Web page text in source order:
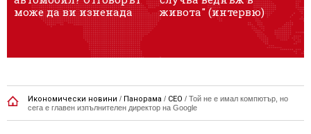
може да ви изненада
живота" (интервю)
Икономически новини / Панорама / CEO / Той не е имал компютър, но
сега е главен изпълнителен директор на Google